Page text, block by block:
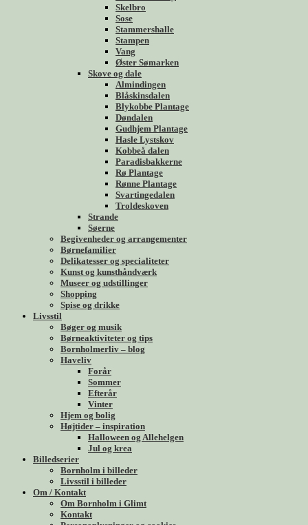
Skelbro
Sose
Stammershalle
Stampen
Vang
Øster Sømarken
Skove og dale
Almindingen
Blåskinsdalen
Blykobbe Plantage
Døndalen
Gudhjem Plantage
Hasle Lystskov
Kobbeå dalen
Paradisbakkerne
Rø Plantage
Rønne Plantage
Svartingedalen
Troldeskoven
Strande
Søerne
Begivenheder og arrangementer
Børnefamilier
Delikatesser og specialiteter
Kunst og kunsthåndværk
Museer og udstillinger
Shopping
Spise og drikke
Livsstil
Bøger og musik
Børneaktiviteter og tips
Bornholmerliv – blog
Haveliv
Forår
Sommer
Efterår
Vinter
Hjem og bolig
Højtider – inspiration
Halloween og Allehelgen
Jul og krea
Billedserier
Bornholm i billeder
Livsstil i billeder
Om / Kontakt
Om Bornholm i Glimt
Kontakt